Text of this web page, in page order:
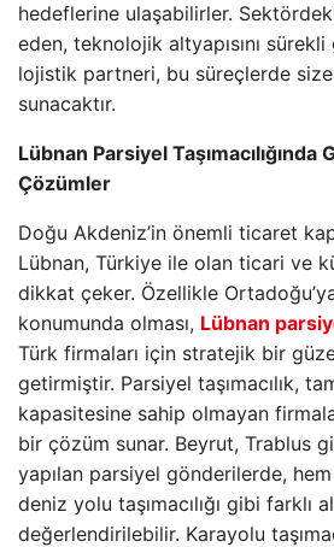
hedeflerine ulaşabilirler.
eden, teknolojik altyapısını
lojistik partneri, bu süreçlerde
sunacaktır.
Lübnan Parsiyel Taşımacılığında
Çözümler
Doğu Akdeniz’in önemli ticaret
Lübnan, Türkiye ile olan ticari ve
dikkat çeker. Özellikle
konumunda olması, Lübnan
Türk firmaları için stratejik bir
getirmiştir. Parsiyel taşımacılık,
kapasitesine sahip olmayan
bir çözüm sunar. Beyrut, Trablus
yapılan parsiyel gönderilerde,
deniz yolu taşımacılığı gibi farklı
değerlendirilebilir. Karayolu